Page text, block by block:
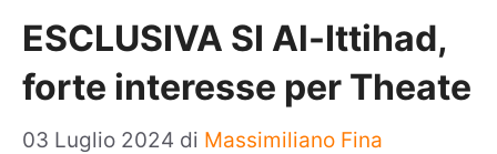
ESCLUSIVA SI Al-Ittihad,
forte interesse per Theate
03 Luglio 2024 di Massimiliano Fina